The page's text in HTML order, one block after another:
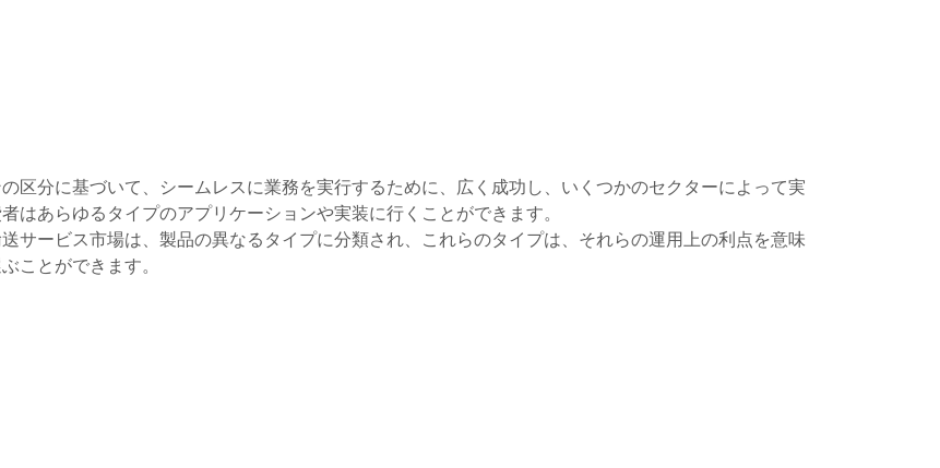
区分に基づいて、シームレスに業務を実行するために、広く成功し、いくつかのセクターによって実
はあらゆるタイプのアプリケーションや実装に行くことができます。
サービス市場は、製品の異なるタイプに分類され、これらのタイプは、それらの運用上の利点を意味
ことができます。